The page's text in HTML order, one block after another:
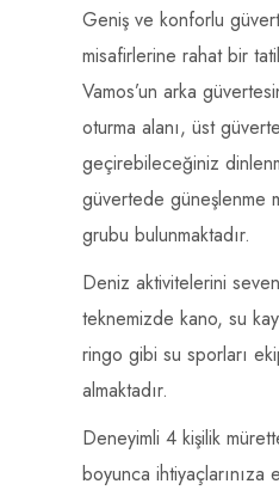
Geniş ve konforlu
misafirlerine rahat bir
Vamos’un arka
oturma alanı, üst
geçirebileceğiniz
güvertede güneşlenme
grubu bulunmaktadır.
Deniz aktivitelerini
teknemizde kano, su
ringo gibi su sporları
almaktadır.
Deneyimli 4 kişilik
boyunca ihtiyaçlarınıza